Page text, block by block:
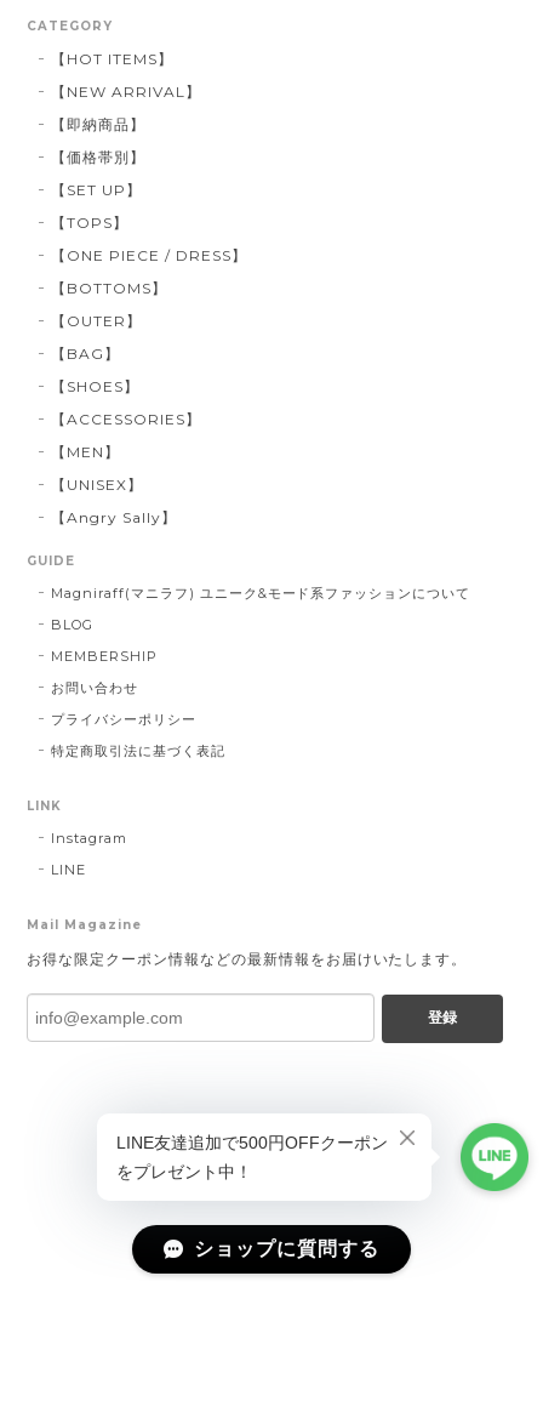
CATEGORY
【HOT ITEMS】
【NEW ARRIVAL】
【即納商品】
【価格帯別】
【SET UP】
【TOPS】
【ONE PIECE / DRESS】
【BOTTOMS】
【OUTER】
【BAG】
【SHOES】
【ACCESSORIES】
【MEN】
【UNISEX】
【Angry Sally】
GUIDE
Magniraff(マニラフ) ユニーク&モード系ファッションについて
BLOG
MEMBERSHIP
お問い合わせ
プライバシーポリシー
特定商取引法に基づく表記
LINK
Instagram
LINE
Mail Magazine
お得な限定クーポン情報などの最新情報をお届けいたします。
登録
ショップに質問する